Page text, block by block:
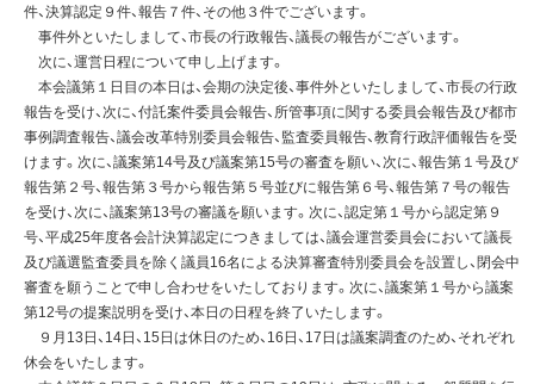
件、決算認定９件、報告７件、その他３件でございます。
事件外といたしまして、市長の行政報告、議長の報告がございます。
次に、運営日程について申し上げます。
本会議第１日目の本日は、会期の決定後、事件外といたしまして、市長の行政
報告を受け、次に、付託案件委員会報告、所管事項に関する委員会報告及び都市
事例調査報告、議会改革特別委員会報告、監査委員報告、教育行政評価報告を受
けます。次に、議案第14号及び議案第15号の審査を願い、次に、報告第１号及び
報告第２号、報告第３号から報告第５号並びに報告第６号、報告第７号の報告
を受け、次に、議案第13号の審議を願います。次に、認定第１号から認定第９
号、平成25年度各会計決算認定につきましては、議会運営委員会において議長
及び議選監査委員を除く議員16名による決算審査特別委員会を設置し、閉会中
審査を願うことで申し合わせをいたしております。次に、議案第１号から議案
第12号の提案説明を受け、本日の日程を終了いたします。
９月13日、14日、15日は休日のため、16日、17日は議案調査のため、それぞれ
休会をいたします。